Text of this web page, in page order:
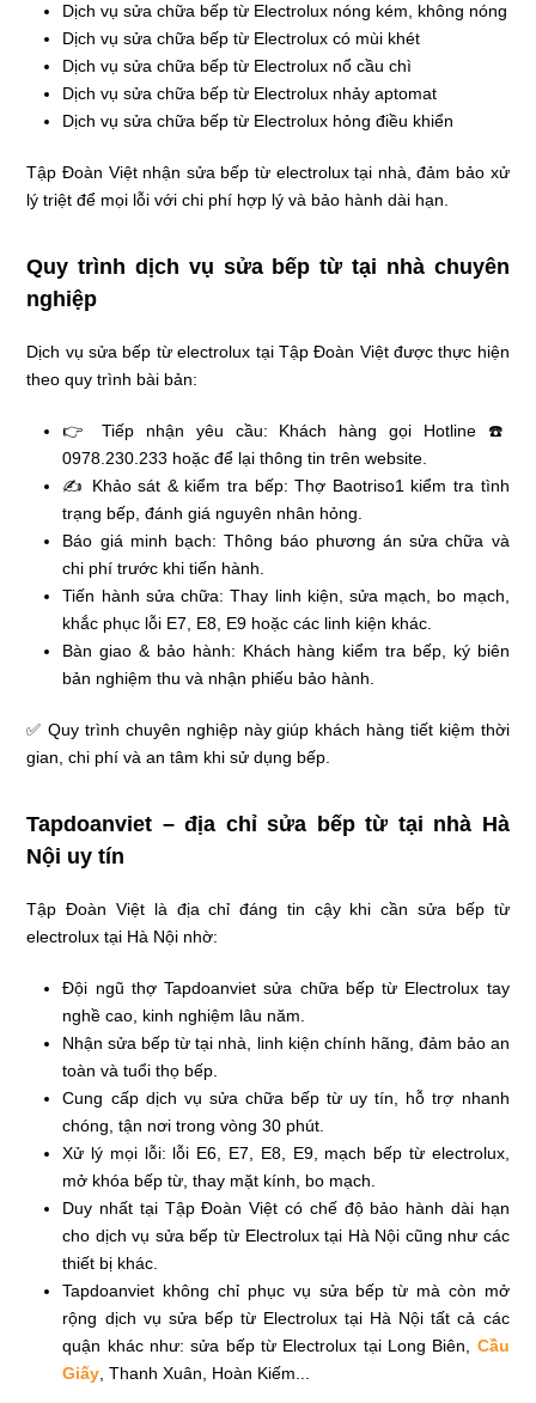
Dịch vụ sửa chữa bếp từ Electrolux nóng kém, không nóng
Dịch vụ sửa chữa bếp từ Electrolux có mùi khét
Dịch vụ sửa chữa bếp từ Electrolux nổ cầu chì
Dịch vụ sửa chữa bếp từ Electrolux nhảy aptomat
Dịch vụ sửa chữa bếp từ Electrolux hỏng điều khiển
Tập Đoàn Việt nhận sửa bếp từ electrolux tại nhà, đảm bảo xử
lý triệt để mọi lỗi với chi phí hợp lý và bảo hành dài hạn.
Quy trình dịch vụ sửa bếp từ tại nhà chuyên
nghiệp
Dịch vụ sửa bếp từ electrolux tại Tập Đoàn Việt được thực hiện
theo quy trình bài bản:
👉 Tiếp nhận yêu cầu: Khách hàng gọi Hotline ☎️
0978.230.233 hoặc để lại thông tin trên website.
✍ Khảo sát & kiểm tra bếp: Thợ Baotriso1 kiểm tra tình
trạng bếp, đánh giá nguyên nhân hỏng.
Báo giá minh bạch: Thông báo phương án sửa chữa và
chi phí trước khi tiến hành.
Tiến hành sửa chữa: Thay linh kiện, sửa mạch, bo mạch,
khắc phục lỗi E7, E8, E9 hoặc các linh kiện khác.
Bàn giao & bảo hành: Khách hàng kiểm tra bếp, ký biên
bản nghiệm thu và nhận phiếu bảo hành.
✅ Quy trình chuyên nghiệp này giúp khách hàng tiết kiệm thời
gian, chi phí và an tâm khi sử dụng bếp.
Tapdoanviet – địa chỉ sửa bếp từ tại nhà Hà
Nội uy tín
Tập Đoàn Việt là địa chỉ đáng tin cậy khi cần sửa bếp từ
electrolux tại Hà Nội nhờ:
Đội ngũ thợ Tapdoanviet sửa chữa bếp từ Electrolux tay
nghề cao, kinh nghiệm lâu năm.
Nhận sửa bếp từ tại nhà, linh kiện chính hãng, đảm bảo an
toàn và tuổi thọ bếp.
Cung cấp dịch vụ sửa chữa bếp từ uy tín, hỗ trợ nhanh
chóng, tận nơi trong vòng 30 phút.
Xử lý mọi lỗi: lỗi E6, E7, E8, E9, mạch bếp từ electrolux,
mở khóa bếp từ, thay mặt kính, bo mạch.
Duy nhất tại Tập Đoàn Việt có chế độ bảo hành dài hạn
cho dịch vụ sửa bếp từ Electrolux tại Hà Nội cũng như các
thiết bị khác.
Tapdoanviet không chỉ phục vụ sửa bếp từ mà còn mở
rộng dịch vụ sửa bếp từ Electrolux tại Hà Nội tất cả các
quận khác như: sửa bếp từ Electrolux tại Long Biên, Cầu
Giấy, Thanh Xuân, Hoàn Kiếm...